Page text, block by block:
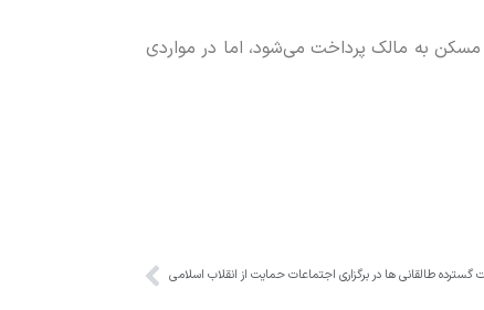
مسکن به مالک پرداخت می‌شود، اما در مواردی
گسترده طالقانی ها در برگزاری اجتماعات حمایت از انقلاب اسلامی